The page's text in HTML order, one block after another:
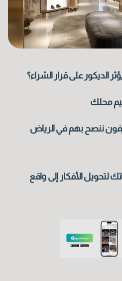
الديكور على قرار الشراء؟
ننصح بهم في الرياض
لتحويل الأفكار إلى واقع